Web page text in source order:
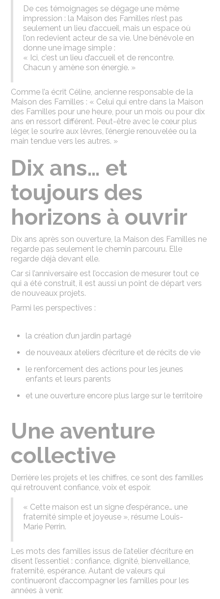
De ces témoignages se dégage une même
impression : la Maison des Familles n’est pas
seulement un lieu d’accueil, mais un espace où
l’on redevient acteur de sa vie. Une bénévole en
donne une image simple :
« Ici, c’est un lieu d’accueil et de rencontre.
Chacun y amène son énergie. »
Comme l’a écrit Céline, ancienne responsable de la
Maison des Familles : « Celui qui entre dans la Maison
des Familles pour une heure, pour un mois ou pour dix
ans en ressort différent. Peut-être avec le cœur plus
léger, le sourire aux lèvres, l’énergie renouvelée ou la
main tendue vers les autres. »
Dix ans… et
toujours des
horizons à ouvrir
Dix ans après son ouverture, la Maison des Familles ne
regarde pas seulement le chemin parcouru. Elle
regarde déjà devant elle.
Car si l’anniversaire est l’occasion de mesurer tout ce
qui a été construit, il est aussi un point de départ vers
de nouveaux projets.
Parmi les perspectives :
la création d’un jardin partagé
de nouveaux ateliers d’écriture et de récits de vie
le renforcement des actions pour les jeunes
enfants et leurs parents
et une ouverture encore plus large sur le territoire
Une aventure
collective
Derrière les projets et les chiffres, ce sont des familles
qui retrouvent confiance, voix et espoir.
« Cette maison est un signe d’espérance… une
fraternité simple et joyeuse », résume Louis-
Marie Perrin.
Les mots des familles issus de l’atelier d’écriture en
disent l’essentiel : confiance, dignité, bienveillance,
fraternité, espérance. Autant de valeurs qui
continueront d’accompagner les familles pour les
années à venir.